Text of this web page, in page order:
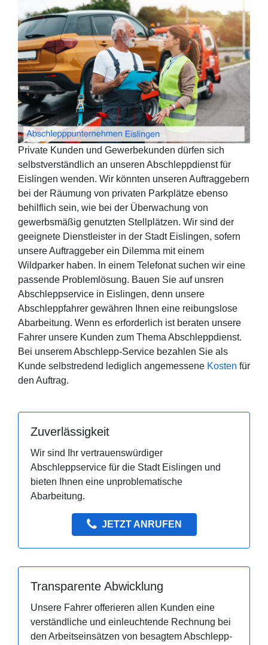
Private Kunden und Gewerbekunden dürfen sich
selbstverständlich an unseren Abschleppdienst für
Eislingen wenden. Wir könnten unseren Auftraggebern
bei der Räumung von privaten Parkplätze ebenso
behilflich sein, wie bei der Überwachung von
gewerbsmäßig genutzten Stellplätzen. Wir sind der
geeignete Dienstleister in der Stadt Eislingen, sofern
unsere Auftraggeber ein Dilemma mit einem
Wildparker haben. In einem Telefonat suchen wir eine
passende Problemlösung. Bauen Sie auf unsren
Abschleppservice in Eislingen, denn unsere
Abschleppfahrer gewähren Ihnen eine reibungslose
Abarbeitung. Wenn es erforderlich ist beraten unsere
Fahrer unsere Kunden zum Thema Abschleppdienst.
Bei unserem Abschlepp-Service bezahlen Sie als
Kunde selbstredend lediglich angemessene Kosten für
den Auftrag.
Zuverlässigkeit
Wir sind Ihr vertrauenswürdiger
Abschleppservice für die Stadt Eislingen und
bieten Ihnen eine unproblematische
Abarbeitung.
JETZT ANRUFEN
Transparente Abwicklung
Unsere Fahrer offerieren allen Kunden eine
verständliche und einleuchtende Rechnung bei
den Arbeitseinsätzen von besagtem Abschlepp-